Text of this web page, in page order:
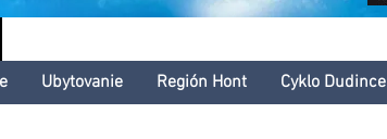
Ubytovanie Región Hont Cyklo Dudince